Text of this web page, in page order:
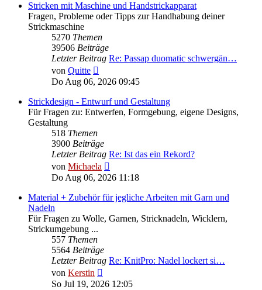
Stricken mit Maschine und Handstrickapparat
Fragen, Probleme oder Tipps zur Handhabung deiner
Strickmaschine
5270 Themen
39506 Beiträge
Letzter Beitrag Re: Passap duomatic schwergän…
von Quitte
Beitrag
Do Aug 06, 2026 09:45
Strickdesign - Entwurf und Gestaltung
Für Fragen zu: Entwerfen, Formgebung, eigene Designs,
Gestaltung
518 Themen
3900 Beiträge
Letzter Beitrag Re: Ist das ein Rekord?
von Michaela
Beitrag
Do Aug 06, 2026 11:18
Material + Zubehör für jegliche Arbeiten mit Garn und
Nadeln
Für Fragen zu Wolle, Garnen, Stricknadeln, Wicklern,
Strickumgebung ...
557 Themen
5564 Beiträge
Letzter Beitrag Re: KnitPro: Nadel lockert si…
von Kerstin
Beitrag
So Jul 19, 2026 12:05